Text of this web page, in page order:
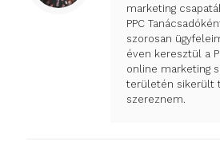
marketing
PPC
szorosan
éven keresztül a
online marketing
területén sikerült
szereznem.